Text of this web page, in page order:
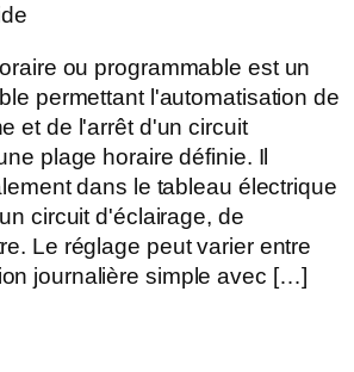
ou programmable est un
permettant l'automatisation de
et de l'arrêt d'un circuit
plage horaire définie. Il
dans le tableau électrique
circuit d'éclairage, de
Le réglage peut varier entre
journalière simple avec […]